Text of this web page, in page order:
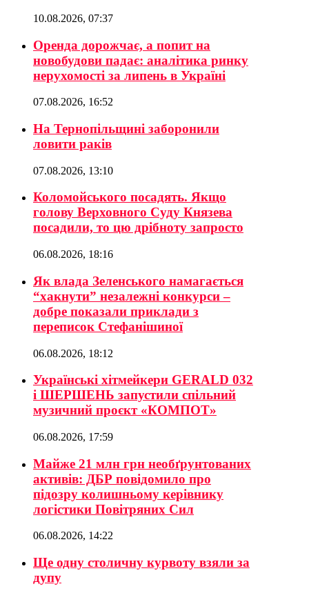
10.08.2026, 07:37
Оренда дорожчає, а попит на
новобудови падає: аналітика ринку
нерухомості за липень в Україні
07.08.2026, 16:52
На Тернопільщині заборонили
ловити раків
07.08.2026, 13:10
Коломойського посадять. Якщо
голову Верховного Суду Князева
посадили, то цю дрібноту запросто
06.08.2026, 18:16
Як влада Зеленського намагається
“хакнути” незалежні конкурси –
добре показали приклади з
переписок Стефанішиної
06.08.2026, 18:12
Українські хітмейкери GERALD 032
і ШЕРШЕНЬ запустили спільний
музичний проєкт «КОМПОТ»
06.08.2026, 17:59
Майже 21 млн грн необґрунтованих
активів: ДБР повідомило про
підозру колишньому керівнику
логістики Повітряних Сил
06.08.2026, 14:22
Ще одну столичну курвоту взяли за
дупу